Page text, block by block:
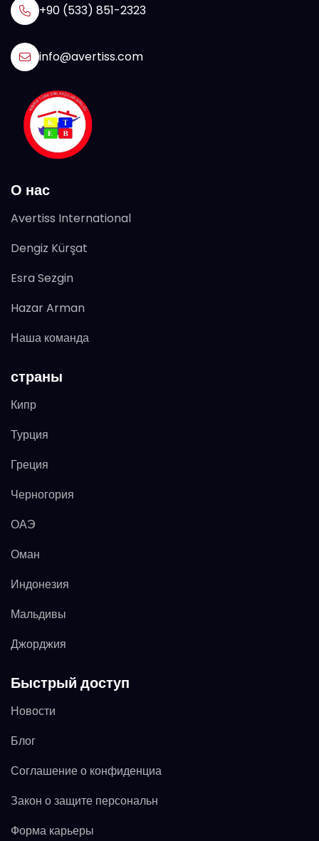
+90 (533) 851-2323
info@avertiss.com
О нас
Avertiss International
Dengiz Kürşat
Esra Sezgin
Hazar Arman
Наша команда
страны
Кипр
Турция
Греция
Черногория
ОАЭ
Оман
Индонезия
Мальдивы
Джорджия
Быстрый доступ
Новости
Блог
Соглашение о конфиденциа
Закон о защите персональн
Форма карьеры